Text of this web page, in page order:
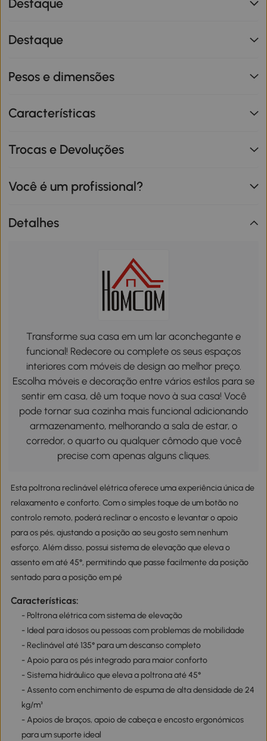
Destaque
Destaque
Pesos e dimensões
Características
Trocas e Devoluções
Você é um profissional?
Detalhes
Transforme sua casa em um lar aconchegante e
funcional! Redecore ou complete os seus espaços
interiores com móveis de design ao melhor preço.
Escolha móveis e decoração entre vários estilos para se
sentir em casa, dê um toque novo à sua casa! Você
pode tornar sua cozinha mais funcional adicionando
armazenamento, melhorando a sala de estar, o
corredor, o quarto ou qualquer cômodo que você
precise com apenas alguns cliques.
Esta poltrona reclinável elétrica oferece uma experiência única de
relaxamento e conforto. Com o simples toque de um botão no
controlo remoto, poderá reclinar o encosto e levantar o apoio
para os pés, ajustando a posição ao seu gosto sem nenhum
esforço. Além disso, possui sistema de elevação que eleva o
assento em até 45°, permitindo que passe facilmente da posição
sentado para a posição em pé
Características:
- Poltrona elétrica com sistema de elevação
- Ideal para idosos ou pessoas com problemas de mobilidade
- Reclinável até 135° para um descanso completo
- Apoio para os pés integrado para maior conforto
- Sistema hidráulico que eleva a poltrona até 45°
- Assento com enchimento de espuma de alta densidade de 24
kg/m³
- Apoios de braços, apoio de cabeça e encosto ergonómicos
para um suporte ideal